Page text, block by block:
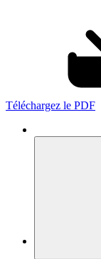
Téléchargez le PDF